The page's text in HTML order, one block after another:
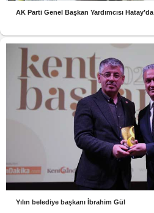
AK Parti Genel Başkan Yardımcısı Hatay’da
Yılın belediye başkanı İbrahim Gül